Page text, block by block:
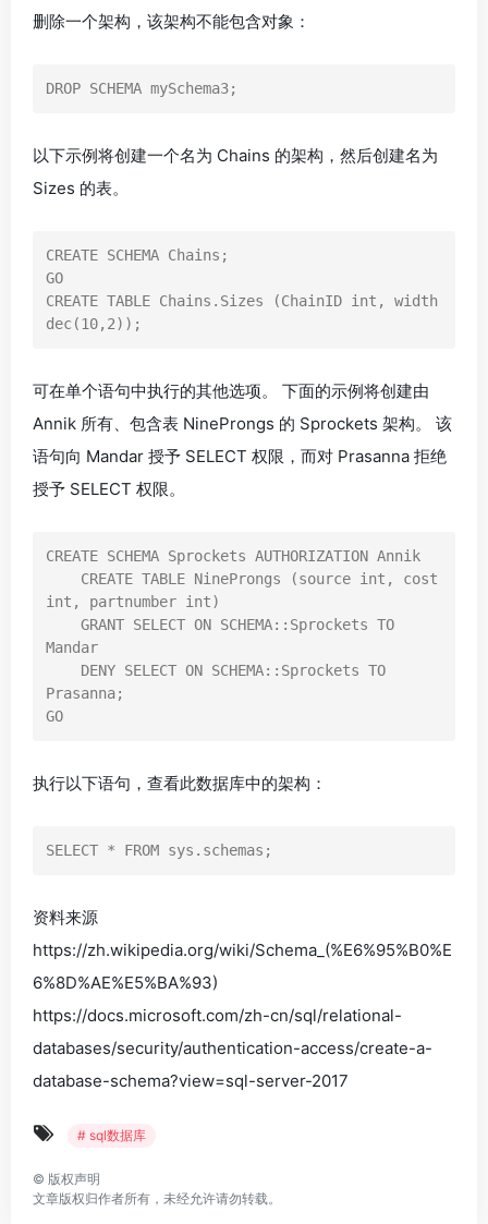
删除一个架构，该架构不能包含对象：
DROP SCHEMA mySchema3;
以下示例将创建一个名为 Chains 的架构，然后创建名为
Sizes 的表。
CREATE SCHEMA Chains;
GO
CREATE TABLE Chains.Sizes (ChainID int, width
dec(10,2));
可在单个语句中执行的其他选项。 下面的示例将创建由
Annik 所有、包含表 NineProngs 的 Sprockets 架构。 该
语句向 Mandar 授予 SELECT 权限，而对 Prasanna 拒绝
授予 SELECT 权限。
CREATE SCHEMA Sprockets AUTHORIZATION Annik
int, partnumber int)
Mandar
Prasanna;
GO
执行以下语句，查看此数据库中的架构：
SELECT * FROM sys.schemas;
资料来源
https://zh.wikipedia.org/wiki/Schema_(%E6%95%B0%E
6%8D%AE%E5%BA%93)
https://docs.microsoft.com/zh-cn/sql/relational-
databases/security/authentication-access/create-a-
database-schema?view=sql-server-2017
# sql数据库
© 版权声明
文章版权归作者所有，未经允许请勿转载。